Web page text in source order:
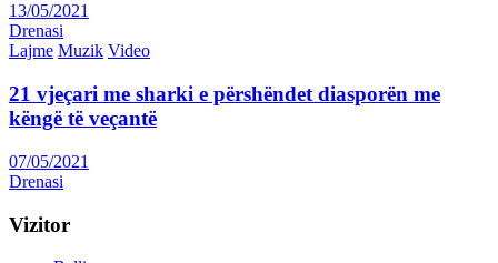
13/05/2021
Drenasi
Lajme Muzik Video
21 vjeçari me sharki e përshëndet diasporën me
këngë të veçantë
07/05/2021
Drenasi
Vizitor